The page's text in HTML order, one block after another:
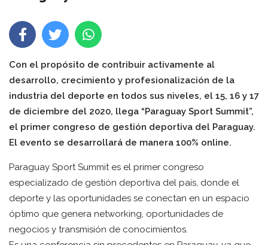
Con el propósito de contribuir activamente al
desarrollo, crecimiento y profesionalización de la
industria del deporte en todos sus niveles, el 15, 16 y 17
de diciembre del 2020, llega “Paraguay Sport Summit”,
el primer congreso de gestión deportiva del Paraguay.
El evento se desarrollará de manera 100% online.
Paraguay Sport Summit es el primer congreso
especializado de gestión deportiva del país, donde el
deporte y las oportunidades se conectan en un espacio
óptimo que genera networking, oportunidades de
negocios y transmisión de conocimientos.